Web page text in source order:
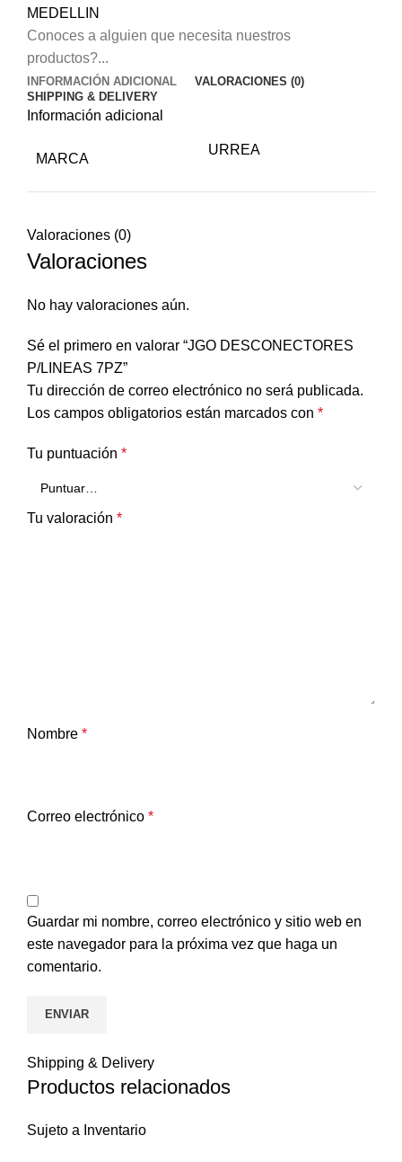
MEDELLIN
Conoces a alguien que necesita nuestros
productos?...
INFORMACIÓN ADICIONAL
VALORACIONES (0)
SHIPPING & DELIVERY
Información adicional
MARCA
URREA
Valoraciones (0)
Valoraciones
No hay valoraciones aún.
Sé el primero en valorar “JGO DESCONECTORES
P/LINEAS 7PZ”
Tu dirección de correo electrónico no será publicada.
Los campos obligatorios están marcados con *
Tu puntuación *
Tu valoración *
Nombre *
Correo electrónico *
Guardar mi nombre, correo electrónico y sitio web en
este navegador para la próxima vez que haga un
comentario.
Shipping & Delivery
Productos relacionados
Sujeto a Inventario